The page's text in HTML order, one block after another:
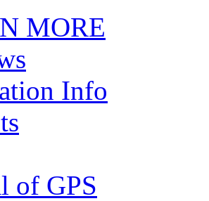
MORE
Info
of GPS